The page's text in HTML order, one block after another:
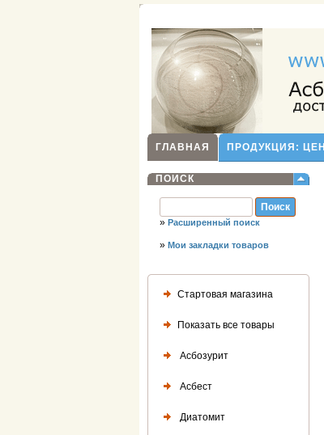
ГЛАВНАЯ ПРОДУКЦИЯ:
ПОИСК
» Расширенный поиск
» Мои закладки товаров
Стартовая магазина
Показать все товары
Асбозурит
Асбест
Диатомит